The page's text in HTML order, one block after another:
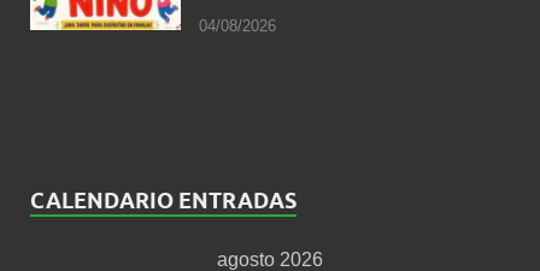
04/08/2026
CALENDARIO ENTRADAS
agosto 2026